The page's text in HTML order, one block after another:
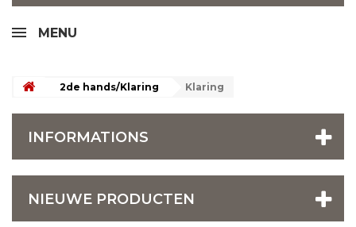
MENU
2de hands/Klaring Klaring
INFORMATIONS
NIEUWE PRODUCTEN